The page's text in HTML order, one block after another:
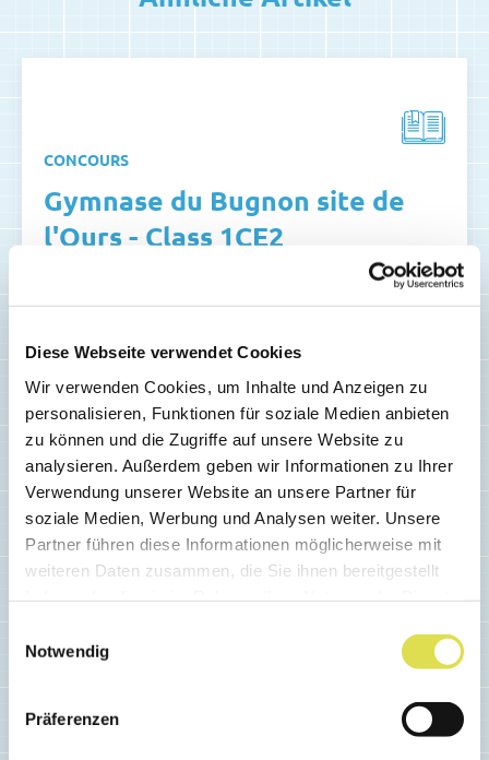
Diese Webseite verwendet Cookies
Wir verwenden Cookies, um Inhalte und Anzeigen zu
personalisieren, Funktionen für soziale Medien anbieten
zu können und die Zugriffe auf unsere Website zu
analysieren. Außerdem geben wir Informationen zu Ihrer
Verwendung unserer Website an unsere Partner für
soziale Medien, Werbung und Analysen weiter. Unsere
Partner führen diese Informationen möglicherweise mit
weiteren Daten zusammen, die Sie ihnen bereitgestellt
Notwendig
Präferenzen
CONCOURS
Gymnase du Bugnon site de
l'Ours - Class 1CE2
Weiterlesen...
CONCOURS
Gymnasium Burgdorf - Class
16c
Weiterlesen...